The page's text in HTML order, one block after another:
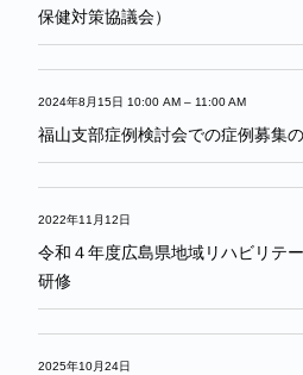
保健対策協議会）
2024年8月15日 10:00 AM – 11:00 AM
福山支部症例検討会での症例募集
2022年11月12日
令和４年度広島県地域リハビリテ
研修
2025年10月24日